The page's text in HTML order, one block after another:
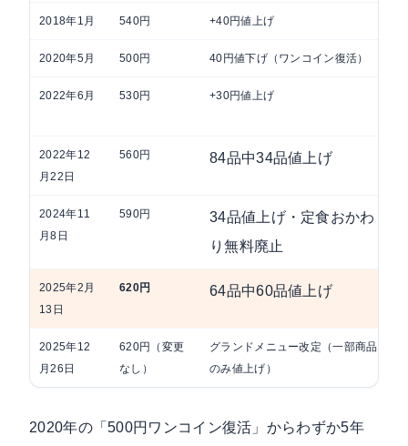
2018年1月 540円 +40円値上げ
2020年5月 500円 40円値下げ（ワンコイン復活）
2022年6月 530円 +30円値上げ
2022年12
月22日
560円 84品中34品値上げ
2024年11
月8日
590円
34品値上げ・定食おかわ
り無料廃止
2025年2月
13日
620円 64品中60品値上げ
2025年12
月26日
620円（変更
なし）
グランドメニュー改定（一部商品
のみ値上げ）
2020年の「500円ワンコイン復活」からわずか5年